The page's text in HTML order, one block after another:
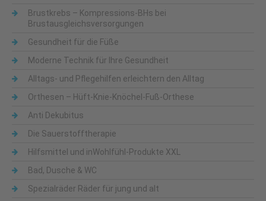
Brustkrebs – Kompressions-BHs bei
Brustausgleichsversorgungen
Gesundheit für die Füße
Moderne Technik für Ihre Gesundheit
Alltags- und Pflegehilfen erleichtern den Alltag
Orthesen – Hüft-Knie-Knöchel-Fuß-Orthese
Anti Dekubitus
Die Sauerstofftherapie
Hilfsmittel und inWohlfühl-Produkte XXL
Bad, Dusche & WC
Spezialräder Räder für jung und alt